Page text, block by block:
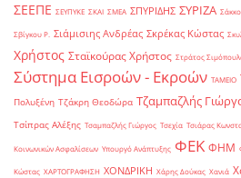
ΣΕΕΠΕ ΣΕΥΠΥΚΕ ΣΚΑΙ ΣΜΕΑ ΣΠΥΡΙΔΗΣ ΣΥΡΙΖΑ
Σβίγκου Ρ. Σιάμισιης Ανδρέας Σκρέκας Κώστας
Χρήστος Σταϊκούρας Χρήστος Στράτος
Σύστημα Εισροών - Εκροών ΤΑΜΕΙΟ
Πολυξένη Τζάκρη Θεοδώρα Τζαμπαζλής
Τσίπρας Αλέξης Τσαμπαζλής Γιώργος Τσεχία Τσιάρας
Κοινωνικών Ασφαλίσεων Υπουργό Ανάπτυξης ΦΕΚ ΦΗΜ
Κώστας ΧΑΡΤΟΓΡΑΦΗΣΗ ΧΟΝΔΡΙΚΗ Χάρης Δούκας Χανιά